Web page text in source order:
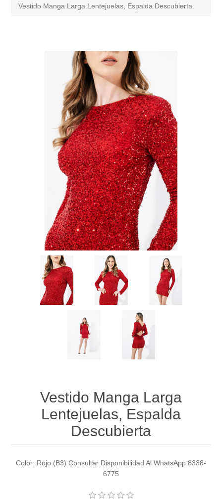
Vestido Manga Larga Lentejuelas, Espalda Descubierta
Vestido Manga Larga
Lentejuelas, Espalda
Descubierta
Color: Rojo (B3) Consultar Disponibilidad Al WhatsApp 8338-
6775